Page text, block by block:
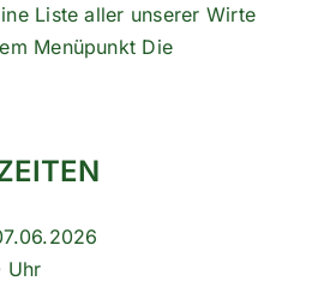
Liste aller unserer Wirte
Menüpunkt Die
Uhr